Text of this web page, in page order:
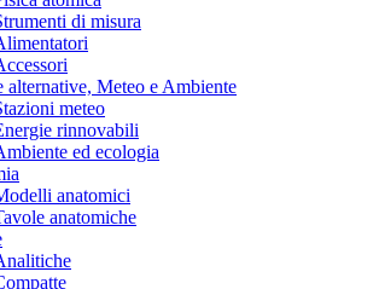
di misura
alternative, Meteo e Ambiente
meteo
rinnovabili
ed ecologia
anatomici
anatomiche